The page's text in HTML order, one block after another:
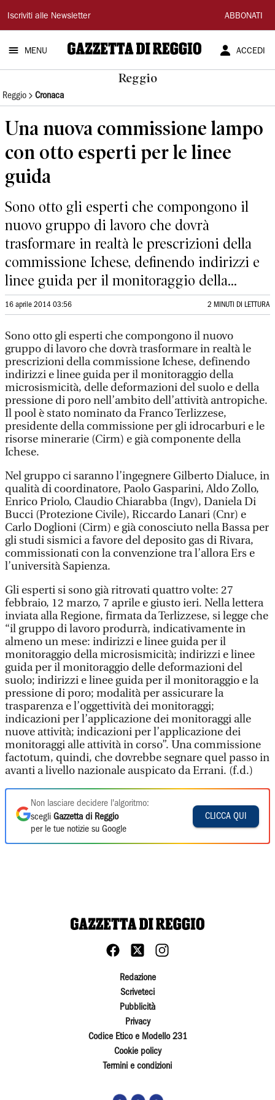
Gazzetta
di
Reggio
Iscriviti alle Newsletter ABBONATI
MENU ACCEDI
Reggio
Reggio Cronaca
Una nuova commissione lampo
con otto esperti per le linee
guida
Sono otto gli esperti che compongono il
nuovo gruppo di lavoro che dovrà
trasformare in realtà le prescrizioni della
commissione Ichese, definendo indirizzi e
linee guida per il monitoraggio della...
16 aprile 2014 03:56 2 MINUTI DI LETTURA
Sono otto gli esperti che compongono il nuovo
gruppo di lavoro che dovrà trasformare in realtà le
prescrizioni della commissione Ichese, definendo
indirizzi e linee guida per il monitoraggio della
microsismicità, delle deformazioni del suolo e della
pressione di poro nell’ambito dell’attività antropiche.
Il pool è stato nominato da Franco Terlizzese,
presidente della commissione per gli idrocarburi e le
risorse minerarie (Cirm) e già componente della
Ichese.
Nel gruppo ci saranno l’ingegnere Gilberto Dialuce, in
qualità di coordinatore, Paolo Gasparini, Aldo Zollo,
Enrico Priolo, Claudio Chiarabba (Ingv), Daniela Di
Bucci (Protezione Civile), Riccardo Lanari (Cnr) e
Carlo Doglioni (Cirm) e già conosciuto nella Bassa per
gli studi sismici a favore del deposito gas di Rivara,
commissionati con la convenzione tra l’allora Ers e
l’università Sapienza.
Gli esperti si sono già ritrovati quattro volte: 27
febbraio, 12 marzo, 7 aprile e giusto ieri. Nella lettera
inviata alla Regione, firmata da Terlizzese, si legge che
“il gruppo di lavoro produrrà, indicativamente in
almeno un mese: indirizzi e linee guida per il
monitoraggio della microsismicità; indirizzi e linee
guida per il monitoraggio delle deformazioni del
suolo; indirizzi e linee guida per il monitoraggio e la
pressione di poro; modalità per assicurare la
trasparenza e l’oggettività dei monitoraggi;
indicazioni per l’applicazione dei monitoraggi alle
nuove attività; indicazioni per l’applicazione dei
monitoraggi alle attività in corso”. Una commissione
factotum, quindi, che dovrebbe segnare quel passo in
avanti a livello nazionale auspicato da Errani. (f.d.)
Non lasciare decidere l'algoritmo:
scegli Gazzetta di Reggio
per le tue notizie su Google
CLICCA QUI
Redazione
Scriveteci
Pubblicità
Privacy
Codice Etico e Modello 231
Cookie policy
Termini e condizioni